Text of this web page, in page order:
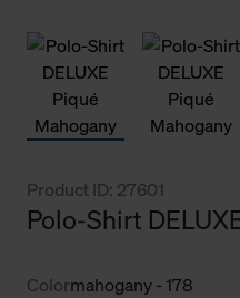
Product ID: 27601
Polo-Shirt
Colormahogany - 178